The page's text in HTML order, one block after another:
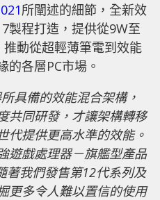
所闡述的細節，全新效
製程打造，提供從9W至
動從超輕薄筆電到效能
的各層PC市場。
具備的效能混合架構，
共同研發，才讓架構轉移
代提供更高水準的效能。
遊戲處理器－旗艦型產品
著我們發售第12代系列及
更多令人難以置信的使用